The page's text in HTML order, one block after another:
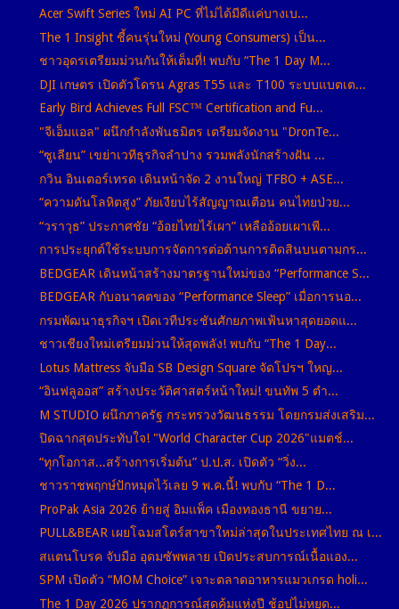
Acer Swift Series ใหม่ AI PC ที่ไม่ได้มีดีแค่บางเบ...
The 1 Insight ชี้คนรุ่นใหม่ (Young Consumers) เป็น...
ชาวอุดรเตรียมม่วนกันให้เต็มที่! พบกับ “The 1 Day M...
DJI เกษตร เปิดตัวโดรน Agras T55 และ T100 ระบบแบตเต...
Early Bird Achieves Full FSC™ Certification and Fu...
"จีเอ็มแอล" ผนึกกำลังพันธมิตร เตรียมจัดงาน "DronTe...
“ซูเลียน” เขย่าเวทีธุรกิจลำปาง รวมพลังนักสร้างฝัน ...
กวิน อินเตอร์เทรด เดินหน้าจัด 2 งานใหญ่ TFBO + ASE...
“ความดันโลหิตสูง” ภัยเงียบไร้สัญญาณเตือน คนไทยป่วย...
“วราวุธ” ประกาศชัย “อ้อยไทยไร้เผา” เหลืออ้อยเผาเพี...
การประยุกต์ใช้ระบบการจัดการต่อต้านการติดสินบนตามกร...
BEDGEAR เดินหน้าสร้างมาตรฐานใหม่ของ “Performance S...
BEDGEAR กับอนาคตของ “Performance Sleep” เมื่อการนอ...
กรมพัฒนาธุรกิจฯ เปิดเวทีประชันศักยภาพเฟ้นหาสุดยอดแ...
ชาวเชียงใหม่เตรียมม่วนให้สุดพลัง! พบกับ “The 1 Day...
Lotus Mattress จับมือ SB Design Square จัดโปรฯ ใหญ...
“อินฟลูออส” สร้างประวัติศาสตร์หน้าใหม่! ขนทัพ 5 ตำ...
M STUDIO ผนึกภาครัฐ กระทรวงวัฒนธรรม โดยกรมส่งเสริม...
ปิดฉากสุดประทับใจ! "World Character Cup 2026"แมตช์...
“ทุกโอกาส...สร้างการเริ่มต้น” ป.ป.ส. เปิดตัว “วิ่ง...
ชาวราชพฤกษ์ปักหมุดไว้เลย 9 พ.ค.นี้! พบกับ “The 1 D...
ProPak Asia 2026 ย้ายสู่ อิมแพ็ค เมืองทองธานี ขยาย...
PULL&BEAR เผยโฉมสโตร์สาขาใหม่ล่าสุดในประเทศไทย ณ เ...
สแตนโบรค จับมือ อุดมซัพพลาย เปิดประสบการณ์เนื้อแอง...
SPM เปิดตัว “MOM Choice” เจาะตลาดอาหารแมวเกรด holi...
The 1 Day 2026 ปรากฏการณ์สุดคุ้มแห่งปี ช้อปไม่หยุด...